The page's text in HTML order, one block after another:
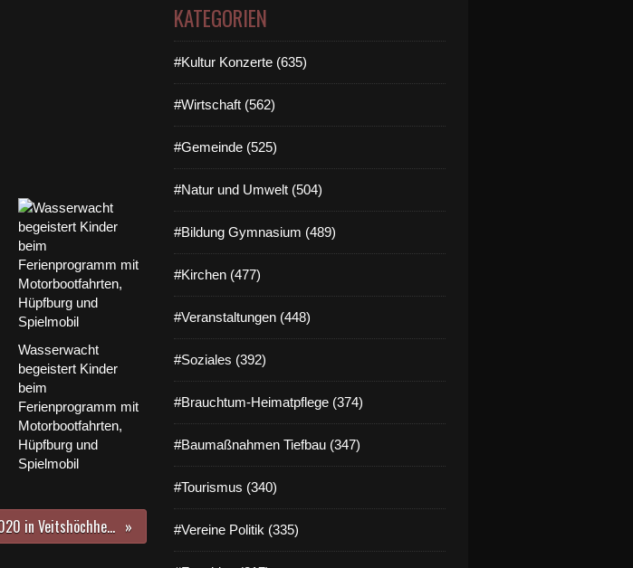
Wasserwacht
begeistert Kinder
beim
Ferienprogramm mit
Motorbootfahrten,
Hüpfburg und
Spielmobil
Achtung: Bis Ende Februar 2020 in Veitshöchheim Fäll- und Rückschnittaktionen an einer Vielzahl kranker und dürrer Bäume - Im Waldfriedhof müssen 210 Bäume gefällt werden
KATEGORIEN
#Kultur Konzerte (635)
#Wirtschaft (562)
#Gemeinde (525)
#Natur und Umwelt (504)
#Bildung Gymnasium (489)
#Kirchen (477)
#Veranstaltungen (448)
#Soziales (392)
#Brauchtum-Heimatpflege (374)
#Baumaßnahmen Tiefbau (347)
#Tourismus (340)
#Vereine Politik (335)